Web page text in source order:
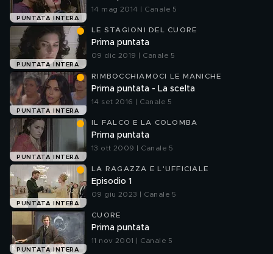
PUNTATA INTERA
14 mag 2014 | Canale 5
PUNTATA INTERA
LE STAGIONI DEL CUORE
Prima puntata
09 dic 2019 | Canale 5
PUNTATA INTERA
RIMBOCCHIAMOCI LE MANICHE
Prima puntata - La scelta
14 set 2016 | Canale 5
PUNTATA INTERA
IL FALCO E LA COLOMBA
Prima puntata
13 ott 2009 | Canale 5
PUNTATA INTERA
LA RAGAZZA E L'UFFICIALE
Episodio 1
09 giu 2023 | Canale 5
PUNTATA INTERA
CUORE
Prima puntata
11 nov 2001 | Canale 5